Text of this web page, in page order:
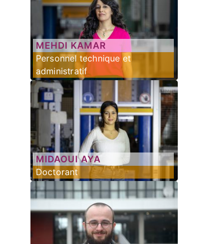
MEHDI KAMAR
Personnel technique et
administratif
MIDAOUI AYA
Doctorant